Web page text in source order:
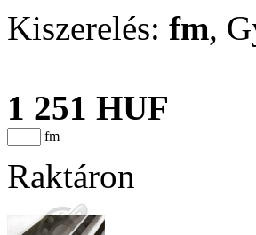
Kiszerelés: fm,
1 251 HUF
fm
Raktáron